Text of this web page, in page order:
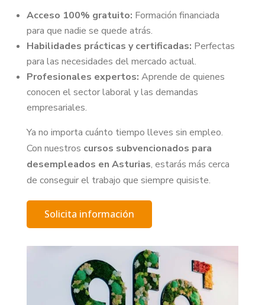
Acceso 100% gratuito: Formación financiada
para que nadie se quede atrás.
Habilidades prácticas y certificadas: Perfectas
para las necesidades del mercado actual.
Profesionales expertos: Aprende de quienes
conocen el sector laboral y las demandas
empresariales.
Ya no importa cuánto tiempo lleves sin empleo.
Con nuestros cursos subvencionados para
desempleados en Asturias, estarás más cerca
de conseguir el trabajo que siempre quisiste.
Solicita información